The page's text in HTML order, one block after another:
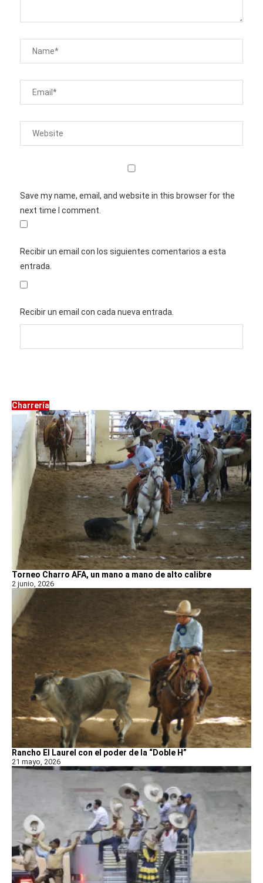
Save my name, email, and website in this browser for the
next time I comment.
Recibir un email con los siguientes comentarios a esta
entrada.
Recibir un email con cada nueva entrada.
Charrería
Torneo Charro AFA, un mano a mano de alto calibre
2 junio, 2026
Rancho El Laurel con el poder de la “Doble H”
21 mayo, 2026